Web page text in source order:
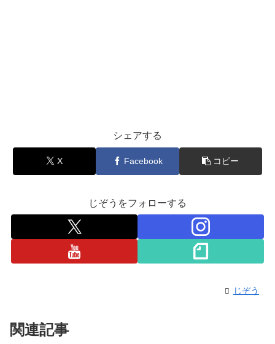
シェアする
X Facebook コピー
じぞうをフォローする
じぞう
関連記事